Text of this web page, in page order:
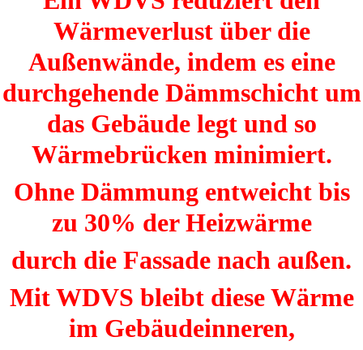
Wärmeverlust über die
Außenwände, indem es eine
durchgehende Dämmschicht um
das Gebäude legt und so
Wärmebrücken minimiert.
Ohne Dämmung entweicht bis
zu 30% der Heizwärme
durch die Fassade nach außen.
Mit WDVS bleibt diese Wärme
im Gebäudeinneren,